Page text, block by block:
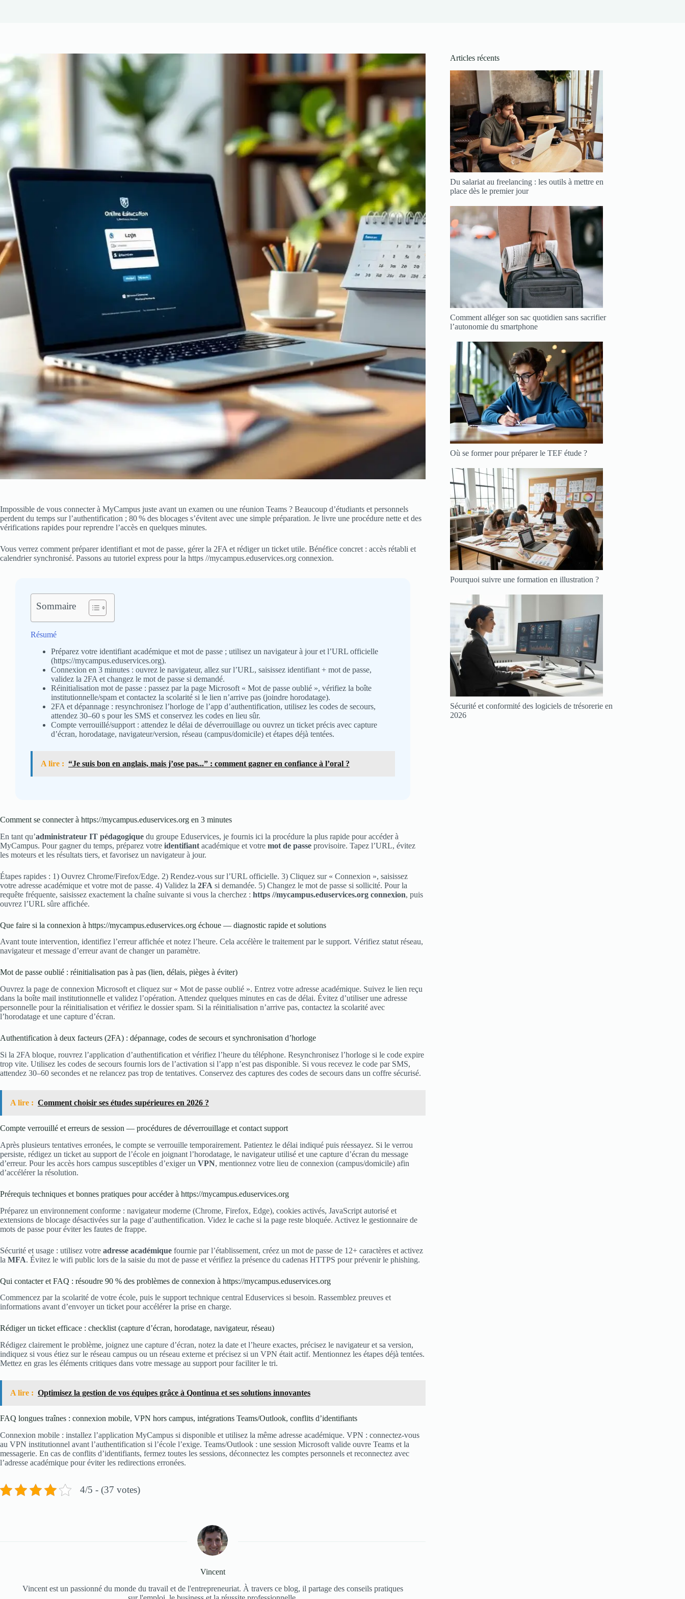
Impossible de vous connecter à MyCampus juste avant un examen ou une réunion Teams ? Beaucoup d’étudiants et personnels
perdent du temps sur l’authentification ; 80 % des blocages s’évitent avec une simple préparation. Je livre une procédure nette et des
vérifications rapides pour reprendre l’accès en quelques minutes.
Vous verrez comment préparer identifiant et mot de passe, gérer la 2FA et rédiger un ticket utile. Bénéfice concret : accès rétabli et
calendrier synchronisé. Passons au tutoriel express pour la https //mycampus.eduservices.org connexion.
Sommaire
Résumé
Préparez votre identifiant académique et mot de passe ; utilisez un navigateur à jour et l’URL officielle
(https://mycampus.eduservices.org).
Connexion en 3 minutes : ouvrez le navigateur, allez sur l’URL, saisissez identifiant + mot de passe,
validez la 2FA et changez le mot de passe si demandé.
Réinitialisation mot de passe : passez par la page Microsoft « Mot de passe oublié », vérifiez la boîte
institutionnelle/spam et contactez la scolarité si le lien n’arrive pas (joindre horodatage).
2FA et dépannage : resynchronisez l’horloge de l’app d’authentification, utilisez les codes de secours,
attendez 30–60 s pour les SMS et conservez les codes en lieu sûr.
Compte verrouillé/support : attendez le délai de déverrouillage ou ouvrez un ticket précis avec capture
d’écran, horodatage, navigateur/version, réseau (campus/domicile) et étapes déjà tentées.
A lire : “Je suis bon en anglais, mais j’ose pas...” : comment gagner en confiance à l’oral ?
Comment se connecter à https://mycampus.eduservices.org en 3 minutes
En tant qu’administrateur IT pédagogique du groupe Eduservices, je fournis ici la procédure la plus rapide pour accéder à
MyCampus. Pour gagner du temps, préparez votre identifiant académique et votre mot de passe provisoire. Tapez l’URL, évitez
les moteurs et les résultats tiers, et favorisez un navigateur à jour.
Étapes rapides : 1) Ouvrez Chrome/Firefox/Edge. 2) Rendez-vous sur l’URL officielle. 3) Cliquez sur « Connexion », saisissez
votre adresse académique et votre mot de passe. 4) Validez la 2FA si demandée. 5) Changez le mot de passe si sollicité. Pour la
requête fréquente, saisissez exactement la chaîne suivante si vous la cherchez : https //mycampus.eduservices.org connexion, puis
ouvrez l’URL sûre affichée.
Que faire si la connexion à https://mycampus.eduservices.org échoue — diagnostic rapide et solutions
Avant toute intervention, identifiez l’erreur affichée et notez l’heure. Cela accélère le traitement par le support. Vérifiez statut réseau,
navigateur et message d’erreur avant de changer un paramètre.
Mot de passe oublié : réinitialisation pas à pas (lien, délais, pièges à éviter)
Ouvrez la page de connexion Microsoft et cliquez sur « Mot de passe oublié ». Entrez votre adresse académique. Suivez le lien reçu
dans la boîte mail institutionnelle et validez l’opération. Attendez quelques minutes en cas de délai. Évitez d’utiliser une adresse
personnelle pour la réinitialisation et vérifiez le dossier spam. Si la réinitialisation n’arrive pas, contactez la scolarité avec
l’horodatage et une capture d’écran.
Authentification à deux facteurs (2FA) : dépannage, codes de secours et synchronisation d’horloge
Si la 2FA bloque, rouvrez l’application d’authentification et vérifiez l’heure du téléphone. Resynchronisez l’horloge si le code expire
trop vite. Utilisez les codes de secours fournis lors de l’activation si l’app n’est pas disponible. Si vous recevez le code par SMS,
attendez 30–60 secondes et ne relancez pas trop de tentatives. Conservez des captures des codes de secours dans un coffre sécurisé.
A lire : Comment choisir ses études supérieures en 2026 ?
Compte verrouillé et erreurs de session — procédures de déverrouillage et contact support
Après plusieurs tentatives erronées, le compte se verrouille temporairement. Patientez le délai indiqué puis réessayez. Si le verrou
persiste, rédigez un ticket au support de l’école en joignant l’horodatage, le navigateur utilisé et une capture d’écran du message
d’erreur. Pour les accès hors campus susceptibles d’exiger un VPN, mentionnez votre lieu de connexion (campus/domicile) afin
d’accélérer la résolution.
Prérequis techniques et bonnes pratiques pour accéder à https://mycampus.eduservices.org
Préparez un environnement conforme : navigateur moderne (Chrome, Firefox, Edge), cookies activés, JavaScript autorisé et
extensions de blocage désactivées sur la page d’authentification. Videz le cache si la page reste bloquée. Activez le gestionnaire de
mots de passe pour éviter les fautes de frappe.
Sécurité et usage : utilisez votre adresse académique fournie par l’établissement, créez un mot de passe de 12+ caractères et activez
la MFA. Évitez le wifi public lors de la saisie du mot de passe et vérifiez la présence du cadenas HTTPS pour prévenir le phishing.
Qui contacter et FAQ : résoudre 90 % des problèmes de connexion à https://mycampus.eduservices.org
Commencez par la scolarité de votre école, puis le support technique central Eduservices si besoin. Rassemblez preuves et
informations avant d’envoyer un ticket pour accélérer la prise en charge.
Rédiger un ticket efficace : checklist (capture d’écran, horodatage, navigateur, réseau)
Rédigez clairement le problème, joignez une capture d’écran, notez la date et l’heure exactes, précisez le navigateur et sa version,
indiquez si vous étiez sur le réseau campus ou un réseau externe et précisez si un VPN était actif. Mentionnez les étapes déjà tentées.
Mettez en gras les éléments critiques dans votre message au support pour faciliter le tri.
A lire : Optimisez la gestion de vos équipes grâce à Qontinua et ses solutions innovantes
FAQ longues traînes : connexion mobile, VPN hors campus, intégrations Teams/Outlook, conflits d’identifiants
Connexion mobile : installez l’application MyCampus si disponible et utilisez la même adresse académique. VPN : connectez-vous
au VPN institutionnel avant l’authentification si l’école l’exige. Teams/Outlook : une session Microsoft valide ouvre Teams et la
messagerie. En cas de conflits d’identifiants, fermez toutes les sessions, déconnectez les comptes personnels et reconnectez avec
l’adresse académique pour éviter les redirections erronées.
4/5 - (37 votes)
Vincent
Vincent est un passionné du monde du travail et de l'entrepreneuriat. À travers ce blog, il partage des conseils pratiques
Articles récents
Du salariat au freelancing : les outils à mettre en
place dès le premier jour
Comment alléger son sac quotidien sans sacrifier
l’autonomie du smartphone
Où se former pour préparer le TEF étude ?
Pourquoi suivre une formation en illustration ?
Sécurité et conformité des logiciels de trésorerie en
2026